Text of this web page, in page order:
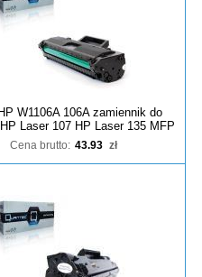
W1106A 106A zamiennik do
Laser 107 HP Laser 135 MFP
Cena brutto: 43.93 zł